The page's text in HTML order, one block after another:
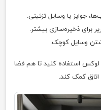
جوایز یا وسایل تزئینی.
برای ذخیره‌سازی بیشتر.
وسایل کوچک.
لوکس استفاده کنید تا هم فضا
اتاق کمک کند.